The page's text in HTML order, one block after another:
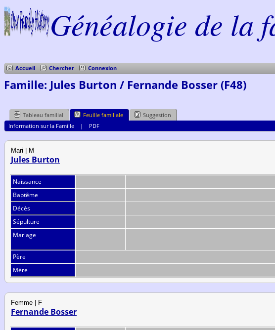
Généalogie de la
Accueil Chercher Connexion
Famille: Jules Burton / Fernande Bosser (F48)
Tableau familial Feuille familiale
Suggestion
Information sur la Famille| PDF
Mari | M
Jules Burton
Naissance
Baptême
Décès
Sépulture
Mariage
Père
Mère
Femme | F
Fernande Bosser